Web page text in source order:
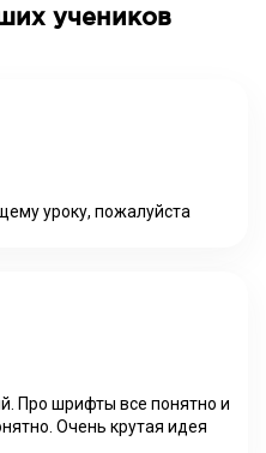
учеников
уроку, пожалуйста
Про шрифты все понятно и
Очень крутая идея